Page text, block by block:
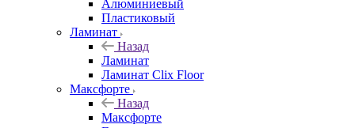
Алюминиевый
Пластиковый
Ламинат
Назад
Ламинат
Ламинат Clix Floor
Максфорте
Назад
Максфорте